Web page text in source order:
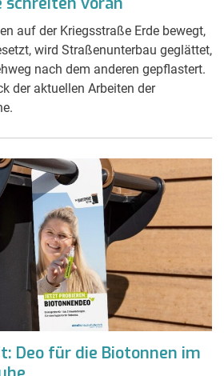
auf der Kriegsstraße Erde bewegt,
wird Straßenunterbau geglättet,
nach dem anderen gepflastert.
der aktuellen Arbeiten der
Deo für die Biotonnen im